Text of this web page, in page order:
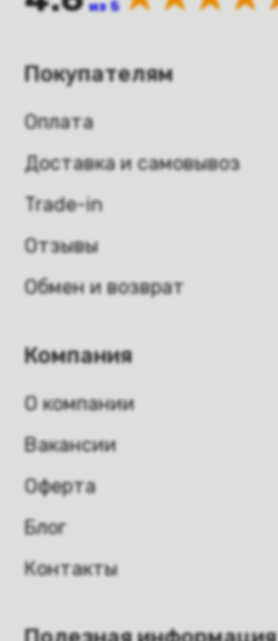
из 5
Покупателям
Оплата
Доставка и самовывоз
Trade-in
Отзывы
Обмен и возврат
Компания
О компании
Вакансии
Оферта
Блог
Контакты